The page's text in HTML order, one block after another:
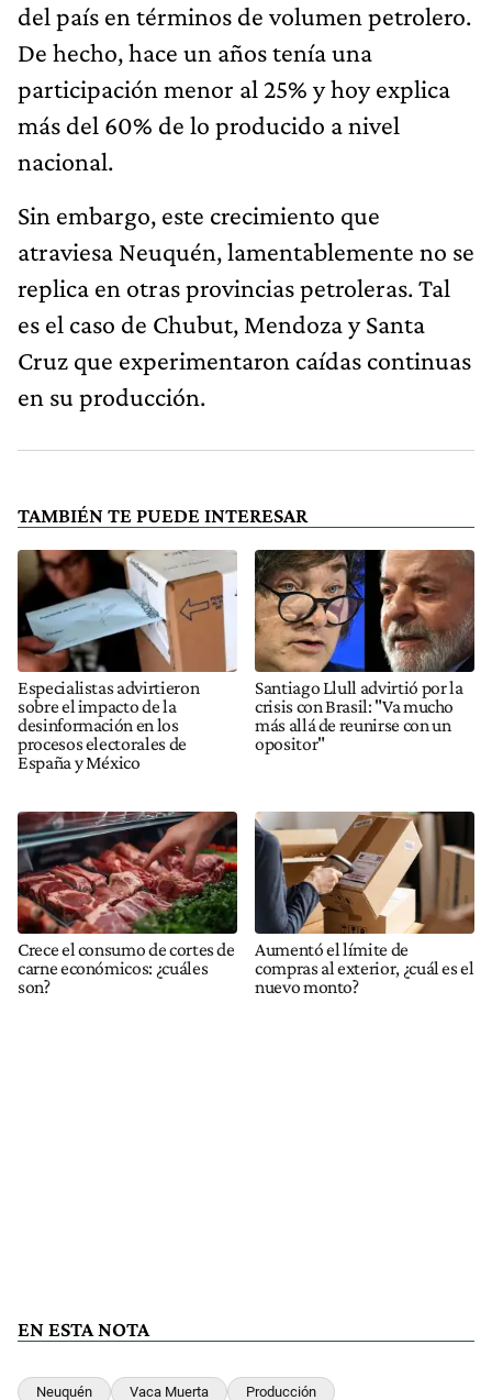
del país en términos de volumen petrolero.
De hecho, hace un años tenía una
participación menor al 25% y hoy explica
más del 60% de lo producido a nivel
nacional.
Sin embargo, este crecimiento que
atraviesa Neuquén, lamentablemente no se
replica en otras provincias petroleras. Tal
es el caso de Chubut, Mendoza y Santa
Cruz que experimentaron caídas continuas
en su producción.
TAMBIÉN TE PUEDE INTERESAR
Especialistas advirtieron
sobre el impacto de la
desinformación en los
procesos electorales de
España y México
Santiago Llull advirtió por la
crisis con Brasil: "Va mucho
más allá de reunirse con un
opositor"
Crece el consumo de cortes de
carne económicos: ¿cuáles
son?
Aumentó el límite de
compras al exterior, ¿cuál es el
nuevo monto?
EN ESTA NOTA
Neuquén Vaca Muerta Producción